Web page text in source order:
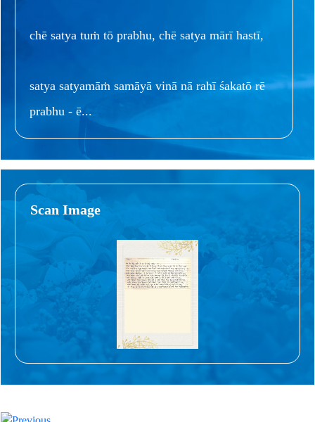
chē satya tuṁ tō prabhu, chē satya mārī hastī,
satya satyamāṁ samāyā vinā nā rahī śakatō rē
prabhu - ē...
Scan Image